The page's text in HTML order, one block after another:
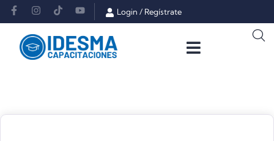
Login / Regístrate